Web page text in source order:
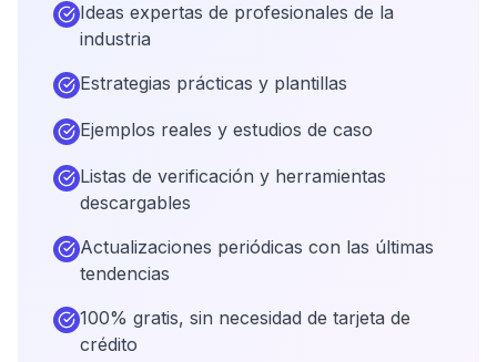
Ideas expertas de profesionales de la
industria
Estrategias prácticas y plantillas
Ejemplos reales y estudios de caso
Listas de verificación y herramientas
descargables
Actualizaciones periódicas con las últimas
tendencias
100% gratis, sin necesidad de tarjeta de
crédito